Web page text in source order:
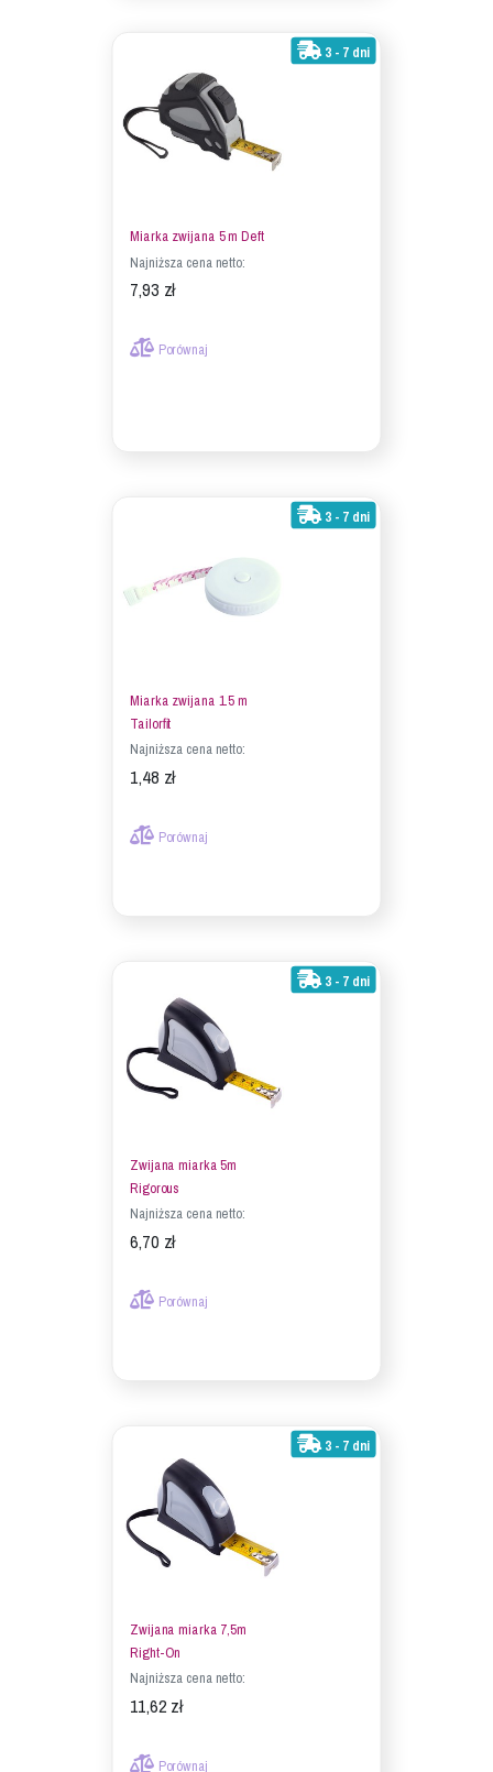
3 - 7 dni
Miarka zwijana 5 m Deft
Najniższa cena netto:
7,93 zł
Porównaj
3 - 7 dni
Miarka zwijana 1.5 m
Tailorfit
Najniższa cena netto:
1,48 zł
Porównaj
3 - 7 dni
Zwijana miarka 5m
Rigorous
Najniższa cena netto:
6,70 zł
Porównaj
3 - 7 dni
Zwijana miarka 7,5m
Right-On
Najniższa cena netto:
11,62 zł
Porównaj